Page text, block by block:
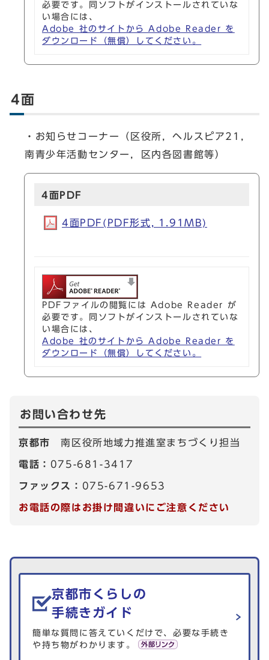
必要です。同ソフトがインストールされていな
い場合には、
Adobe 社のサイトから Adobe Reader を
ダウンロード（無償）してください。
4面
・お知らせコーナー（区役所，ヘルスピア21，
南青少年活動センター，区内各図書館等）
4面PDF
4面PDF(PDF形式, 1.91MB)
PDFファイルの閲覧には Adobe Reader が
必要です。同ソフトがインストールされていな
い場合には、
Adobe 社のサイトから Adobe Reader を
ダウンロード（無償）してください。
お問い合わせ先
京都市南区役所地域力推進室まちづくり担当
電話： 075-681-3417
ファックス： 075-671-9653
お電話の際はお掛け間違いにご注意ください
生活情報を探す
京都市くらしの
手続きガイド
簡単な質問に答えていくだけで、必要な手続き
や持ち物がわかります。